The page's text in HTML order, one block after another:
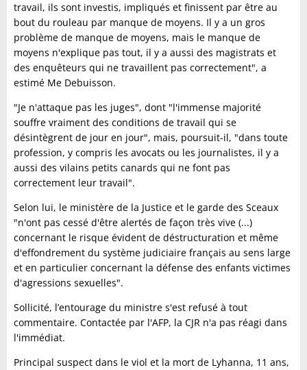
travail, ils sont investis, impliqués et finissent par être au
bout du rouleau par manque de moyens. Il y a un gros
problème de manque de moyens, mais le manque de
moyens n'explique pas tout, il y a aussi des magistrats et
des enquêteurs qui ne travaillent pas correctement", a
estimé Me Debuisson.
"Je n'attaque pas les juges", dont "l'immense majorité
souffre vraiment des conditions de travail qui se
désintègrent de jour en jour", mais, poursuit-il, "dans toute
profession, y compris les avocats ou les journalistes, il y a
aussi des vilains petits canards qui ne font pas
correctement leur travail".
Selon lui, le ministère de la Justice et le garde des Sceaux
"n'ont pas cessé d'être alertés de façon très vive (...)
concernant le risque évident de déstructuration et même
d'effondrement du système judiciaire français au sens large
et en particulier concernant la défense des enfants victimes
d'agressions sexuelles".
Sollicité, l’entourage du ministre s'est refusé à tout
commentaire. Contactée par l'AFP, la CJR n'a pas réagi dans
l'immédiat.
Principal suspect dans le viol et la mort de Lyhanna, 11 ans,